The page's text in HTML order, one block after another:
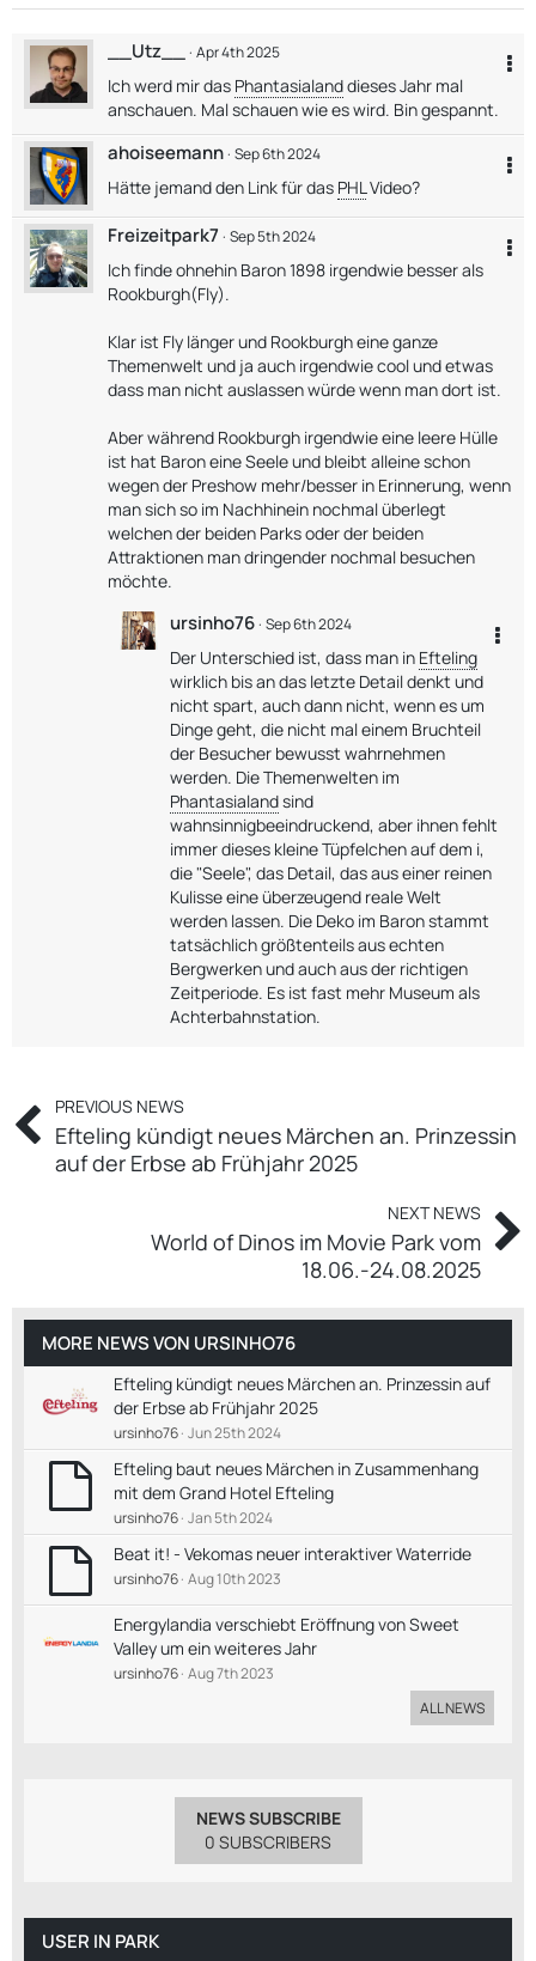
__Utz__ Apr 4th 2025
Ich werd mir das Phantasialanddieses Jahr mal
anschauen. Mal schauen wie es wird. Bin gespannt.
ahoiseemann Sep 6th 2024
Hätte jemand den Link für das PHLVideo?
Freizeitpark7 Sep 5th 2024
Ich finde ohnehin Baron 1898 irgendwie besser als
Rookburgh(Fly).
Klar ist Fly länger und Rookburgh eine ganze
Themenwelt und ja auch irgendwie cool und etwas
dass man nicht auslassen würde wenn man dort ist.
Aber während Rookburgh irgendwie eine leere Hülle
ist hat Baron eine Seele und bleibt alleine schon
wegen der Preshow mehr/besser in Erinnerung, wenn
man sich so im Nachhinein nochmal überlegt
welchen der beiden Parks oder der beiden
Attraktionen man dringender nochmal besuchen
möchte.
ursinho76 Sep 6th 2024
Der Unterschied ist, dass man in Efteling
wirklich bis an das letzte Detail denkt und
nicht spart, auch dann nicht, wenn es um
Dinge geht, die nicht mal einem Bruchteil
der Besucher bewusst wahrnehmen
werden. Die Themenwelten im
Phantasialandsind
wahnsinnigbeeindruckend, aber ihnen fehlt
immer dieses kleine Tüpfelchen auf dem i,
die "Seele", das Detail, das aus einer reinen
Kulisse eine überzeugend reale Welt
werden lassen. Die Deko im Baron stammt
tatsächlich größtenteils aus echten
Bergwerken und auch aus der richtigen
Zeitperiode. Es ist fast mehr Museum als
Achterbahnstation.
PREVIOUS NEWS
Efteling kündigt neues Märchen an. Prinzessin
auf der Erbse ab Frühjahr 2025
NEXT NEWS
World of Dinos im Movie Park vom
18.06.-24.08.2025
MORE NEWS VON URSINHO76
Efteling kündigt neues Märchen an. Prinzessin auf
der Erbse ab Frühjahr 2025
ursinho76 Jun 25th 2024
Efteling baut neues Märchen in Zusammenhang
mit dem Grand Hotel Efteling
ursinho76 Jan 5th 2024
Beat it! - Vekomas neuer interaktiver Waterride
ursinho76 Aug 10th 2023
Energylandia verschiebt Eröffnung von Sweet
Valley um ein weiteres Jahr
ursinho76 Aug 7th 2023
ALL NEWS
NEWS SUBSCRIBE
0 SUBSCRIBERS
USER IN PARK